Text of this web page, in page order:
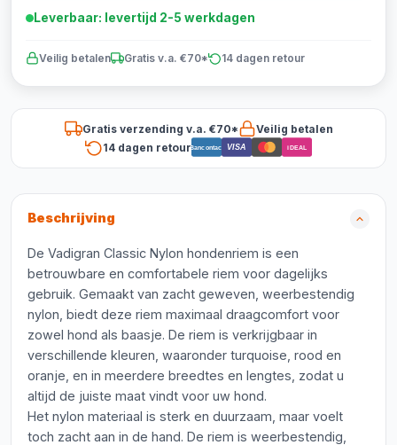
Leverbaar: levertijd 2-5 werkdagen
Veilig betalen Gratis v.a. €70* 14 dagen retour
Gratis verzending v.a. €70*
Veilig betalen
14 dagen retourBancontact VISA iDEAL
Beschrijving
De Vadigran Classic Nylon hondenriem is een
betrouwbare en comfortabele riem voor dagelijks
gebruik. Gemaakt van zacht geweven, weerbestendig
nylon, biedt deze riem maximaal draagcomfort voor
zowel hond als baasje. De riem is verkrijgbaar in
verschillende kleuren, waaronder turquoise, rood en
oranje, en in meerdere breedtes en lengtes, zodat u
altijd de juiste maat vindt voor uw hond.
Het nylon materiaal is sterk en duurzaam, maar voelt
toch zacht aan in de hand. De riem is weerbestendig,